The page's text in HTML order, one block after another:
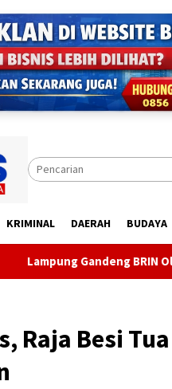
KRIMINAL DAERAH BUDAYA
BRIN Olah Data Satelit
Raja Besi